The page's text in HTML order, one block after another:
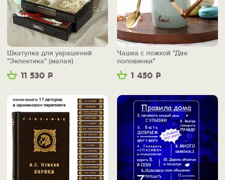
11 530 Р
Шкатулка для украшений
"Эклектика" (малая)
1 450 Р
Чашка с ложкой "Две
половинки"